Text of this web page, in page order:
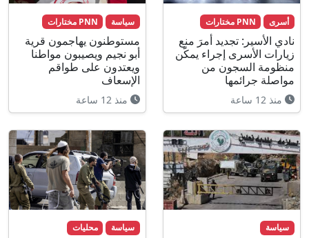
أسرى PNN مختارات
نادي الأسير: تجديد أمرَ منع
زيارات الأسرى إجراء يمكّن
منظومة السجون من
مواصلة جرائمها
منذ 12 ساعة
سياسة PNN مختارات
مستوطنون يهاجمون قرية
أبو نجيم ويصيبون مواطنا
ويعتدون على طواقم
الإسعاف
منذ 12 ساعة
سياسة سياسة محليات